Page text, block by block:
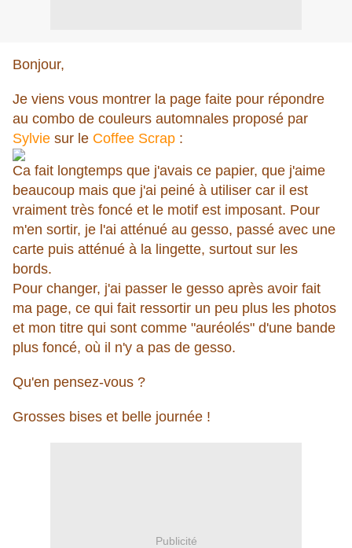
Bonjour,
Je viens vous montrer la page faite pour répondre
au combo de couleurs automnales proposé par
Sylvie sur le Coffee Scrap :
Ca fait longtemps que j'avais ce papier, que j'aime
beaucoup mais que j'ai peiné à utiliser car il est
vraiment très foncé et le motif est imposant. Pour
m'en sortir, je l'ai atténué au gesso, passé avec une
carte puis atténué à la lingette, surtout sur les
bords.
Pour changer, j'ai passer le gesso après avoir fait
ma page, ce qui fait ressortir un peu plus les photos
et mon titre qui sont comme "auréolés" d'une bande
plus foncé, où il n'y a pas de gesso.
Qu'en pensez-vous ?
Grosses bises et belle journée !
Publicité